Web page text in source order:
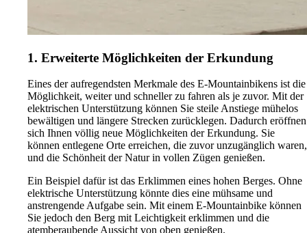
1. Erweiterte Möglichkeiten der Erkundung
Eines der aufregendsten Merkmale des E-Mountainbikens ist die
Möglichkeit, weiter und schneller zu fahren als je zuvor. Mit der
elektrischen Unterstützung können Sie steile Anstiege mühelos
bewältigen und längere Strecken zurücklegen. Dadurch eröffnen
sich Ihnen völlig neue Möglichkeiten der Erkundung. Sie
können entlegene Orte erreichen, die zuvor unzugänglich waren,
und die Schönheit der Natur in vollen Zügen genießen.
Ein Beispiel dafür ist das Erklimmen eines hohen Berges. Ohne
elektrische Unterstützung könnte dies eine mühsame und
anstrengende Aufgabe sein. Mit einem E-Mountainbike können
Sie jedoch den Berg mit Leichtigkeit erklimmen und die
atemberaubende Aussicht von oben genießen.